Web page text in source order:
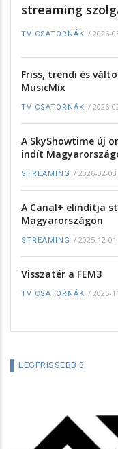
streaming
TV CSATORNÁK / 2026-
Friss, trendi és
MusicMix
TV CSATORNÁK / 2026-
A SkyShowtime új
indít
STREAMING / 2026-02-03
A Canal+ elindítja
Magyarországon
STREAMING / 2025-12-01
Visszatér a FEM3
TV CSATORNÁK / 2025-
LEGFRISSEBB 3